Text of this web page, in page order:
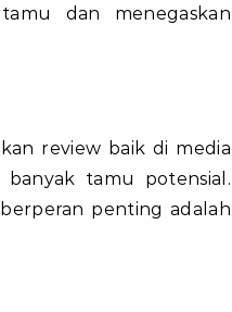
dan menegaskan
review baik di media
tamu potensial.
penting adalah